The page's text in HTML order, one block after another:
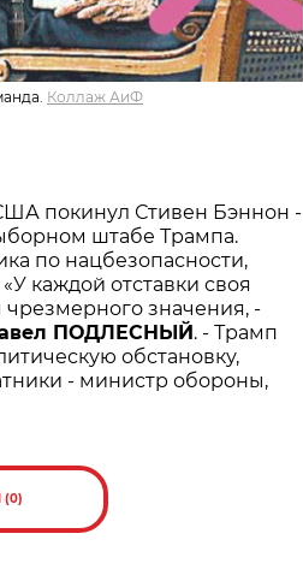
Коллаж АиФ
покинул Стивен Бэннон -
штабе Трампа.
по нацбезопасности,
каждой отставки своя
значения, -
ПОДЛЕСНЫЙ. - Трамп
обстановку,
- министр обороны,